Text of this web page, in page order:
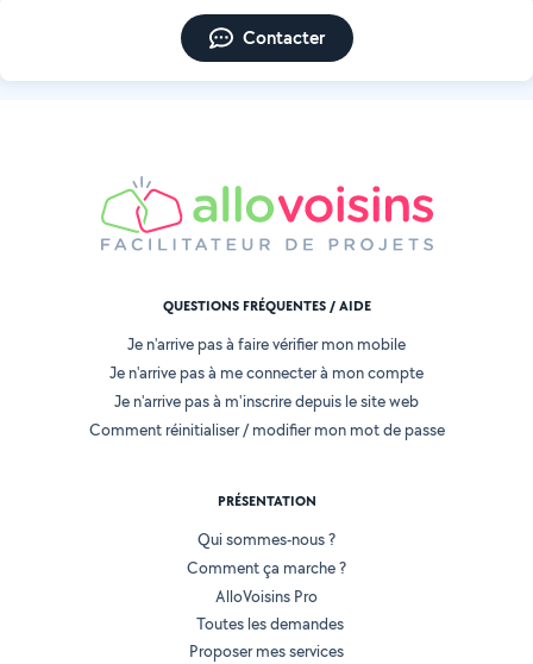
Contacter
QUESTIONS FRÉQUENTES / AIDE
Je n'arrive pas à faire vérifier mon mobile
Je n'arrive pas à me connecter à mon compte
Je n'arrive pas à m'inscrire depuis le site web
Comment réinitialiser / modifier mon mot de passe
PRÉSENTATION
Qui sommes-nous ?
Comment ça marche ?
AlloVoisins Pro
Toutes les demandes
Proposer mes services